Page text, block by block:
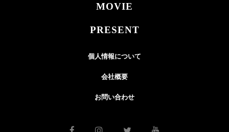
MOVIE
PRESENT
個人情報について
会社概要
お問い合わせ